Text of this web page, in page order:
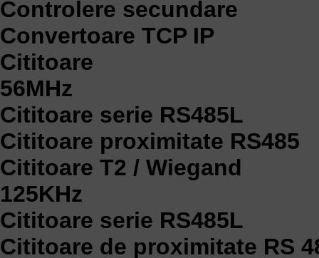
Controlere secundare
Convertoare TCP IP
Cititoare
56MHz
Cititoare serie RS485L
Cititoare proximitate RS485
Cititoare T2 / Wiegand
125KHz
Cititoare serie RS485L
Cititoare de proximitate RS